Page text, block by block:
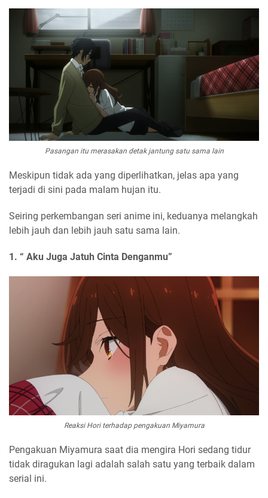
Pasangan itu merasakan detak jantung satu sama lain
Meskipun tidak ada yang diperlihatkan, jelas apa yang
terjadi di sini pada malam hujan itu.
Seiring perkembangan seri anime ini, keduanya melangkah
lebih jauh dan lebih jauh satu sama lain.
1. “ Aku Juga Jatuh Cinta Denganmu”
Reaksi Hori terhadap pengakuan Miyamura
Pengakuan Miyamura saat dia mengira Hori sedang tidur
tidak diragukan lagi adalah salah satu yang terbaik dalam
serial ini.